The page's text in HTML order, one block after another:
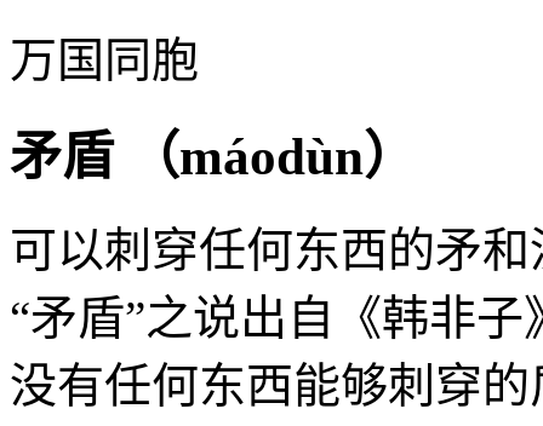
万国同胞
矛盾 （máodùn）
可以刺穿任何东西的矛
“矛盾”之说出自《韩非
没有任何东西能够刺穿